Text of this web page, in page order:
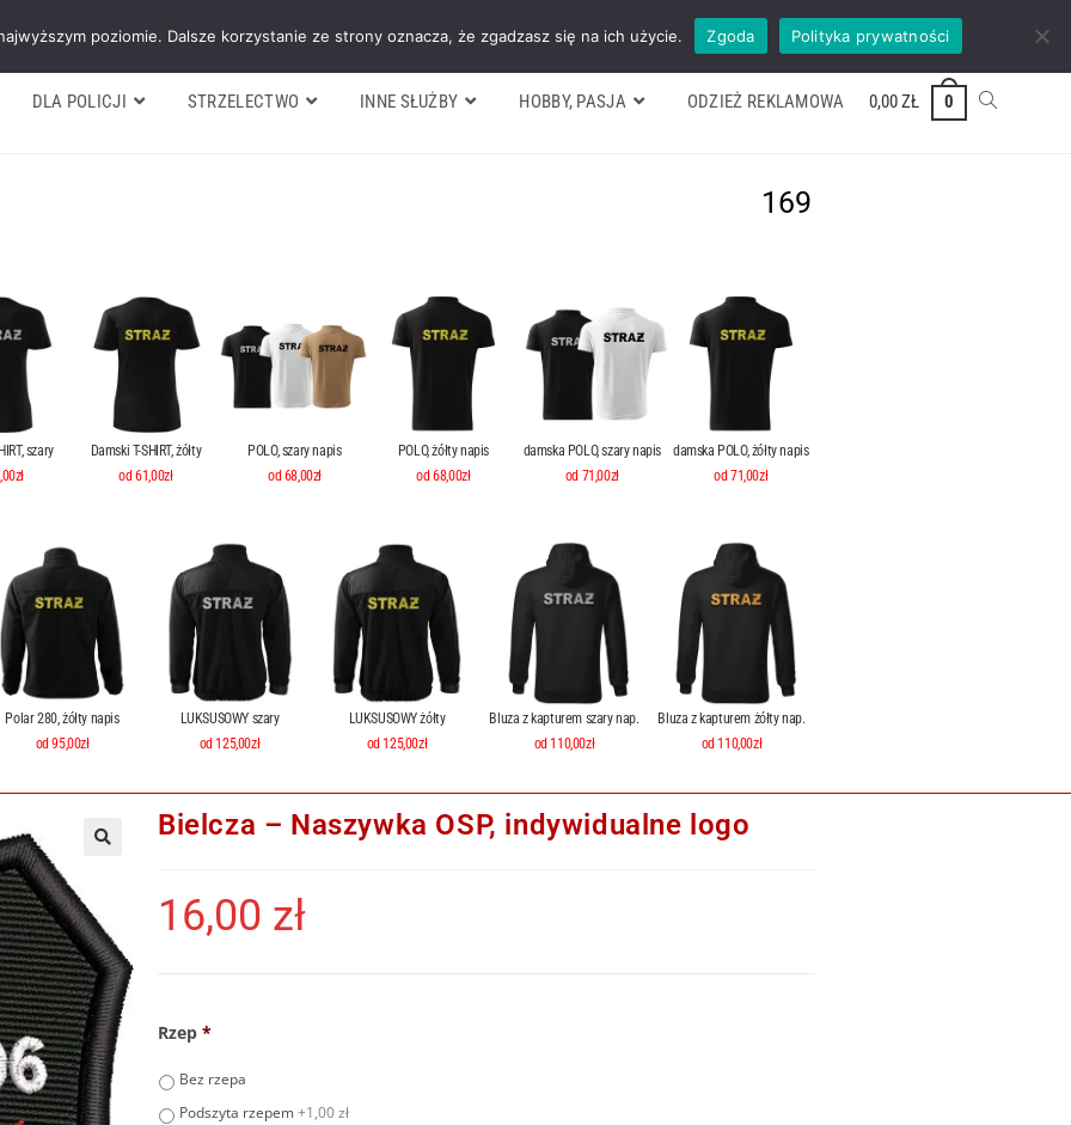
Formularz wyceny Kontakt ZADZWOŃ TEL. 600 352 938
DLA POLICJI STRZELECTWO INNE SŁUŻBY HOBBY, PASJA ODZIEŻ REKLAMOWA 0,00ZŁ 0
169
szary
Damski T-SHIRT, żółty
od 61,00zł
POLO, szary napis
od 68,00zł
POLO, żółty napis
od 68,00zł
damska POLO, szary napis
od 71,00zł
damska POLO, żółty napis
od 71,00zł
Polar 280, żółty napis
od 95,00zł
LUKSUSOWY szary
od 125,00zł
LUKSUSOWY żółty
od 125,00zł
Bluza z kapturem szary nap.
od 110,00zł
Bluza z kapturem żółty nap.
od 110,00zł
Bielcza – Naszywka OSP, indywidualne logo
16,00 zł
Rzep *
Bez rzepa
Podszyta rzepem+1,00 zł
poziomie. Dalsze korzystanie ze strony oznacza, że zgadzasz się na ich użycie. Zgoda Polityka prywatności